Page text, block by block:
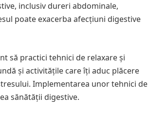
inclusiv dureri abdominale,
poate exacerba afecțiuni digestive
să practici tehnici de relaxare și
și activitățile care îți aduc plăcere
Implementarea unor tehnici de
sănătății digestive.